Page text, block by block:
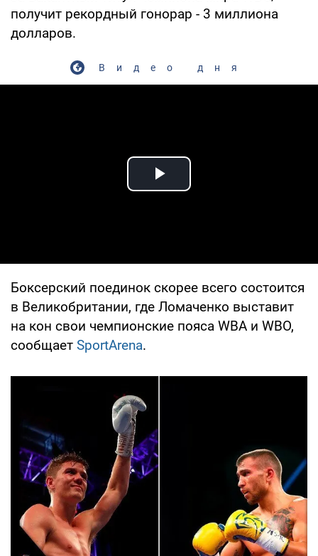
получит рекордный гонорар - 3 миллиона
долларов.
Видео дня
Play Video
Боксерский поединок скорее всего состоится
в Великобритании, где Ломаченко выставит
на кон свои чемпионские пояса WBA и WBO,
сообщает SportArena.